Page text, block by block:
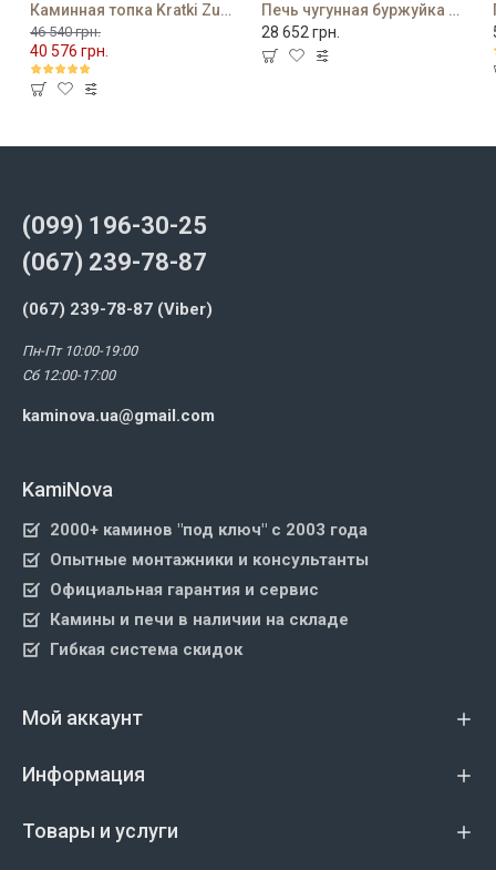
Каминная топка Kratki Zuzia 16 PF
40 576 грн.
46 540 грн.
Печь чугунная буржуйка Kratki K7
28 652 грн.
(099) 196-30-25
(067) 239-78-87
(067) 239-78-87 (Viber)
Пн-Пт 10:00-19:00
Сб 12:00-17:00
kaminova.ua@gmail.com
KamiNova
2000+ каминов "под ключ" с 2003 года
Опытные монтажники и консультанты
Официальная гарантия и сервис
Камины и печи в наличии на складе
Гибкая система скидок
Мой аккаунт
Информация
Товары и услуги